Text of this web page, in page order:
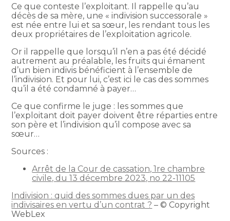
Ce que conteste l’exploitant. Il rappelle qu’au
décès de sa mère, une « indivision successorale »
est née entre lui et sa sœur, les rendant tous les
deux propriétaires de l’exploitation agricole.
Or il rappelle que lorsqu’il n’en a pas été décidé
autrement au préalable, les fruits qui émanent
d’un bien indivis bénéficient à l’ensemble de
l’indivision. Et pour lui, c’est ici le cas des sommes
qu’il a été condamné à payer…
Ce que confirme le juge : les sommes que
l’exploitant doit payer doivent être réparties entre
son père et l’indivision qu’il compose avec sa
sœur…
Sources :
Arrêt de la Cour de cassation, 1re chambre
civile, du 13 décembre 2023, no 22-11105
Indivision : quid des sommes dues par un des
indivisaires en vertu d’un contrat ? – © Copyright
WebLex